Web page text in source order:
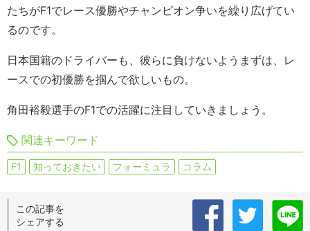
たちがF1でレース優勝やチャンピオン争いを繰り広げてい
るのです。
日本国籍のドライバーも、彼らに負けないようまずは、レ
ースでの初優勝を掴んで欲しいもの。
角田裕毅選手のF1での活躍に注目していきましょう。
関連キーワード
F1 知っておきたい フォーミュラ コラム
この記事を
シェアする